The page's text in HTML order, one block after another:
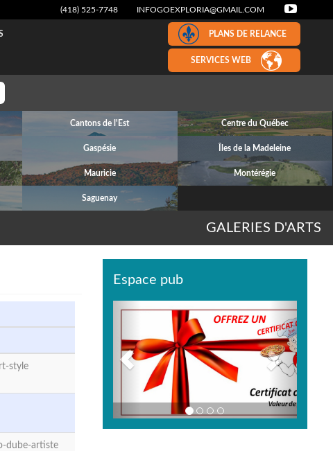
(418) 525-7748 INFOGOEXPLORIA@GMAIL.COM
PLANS DE RELANCE
SERVICES WEB
Cantons de l'Est Centre du Québec
Gaspésie Îles de la Madeleine
Mauricie Montérégie
Saguenay
GALERIES D'ARTS
style
dube-artiste
Espace pub
Previous
Next